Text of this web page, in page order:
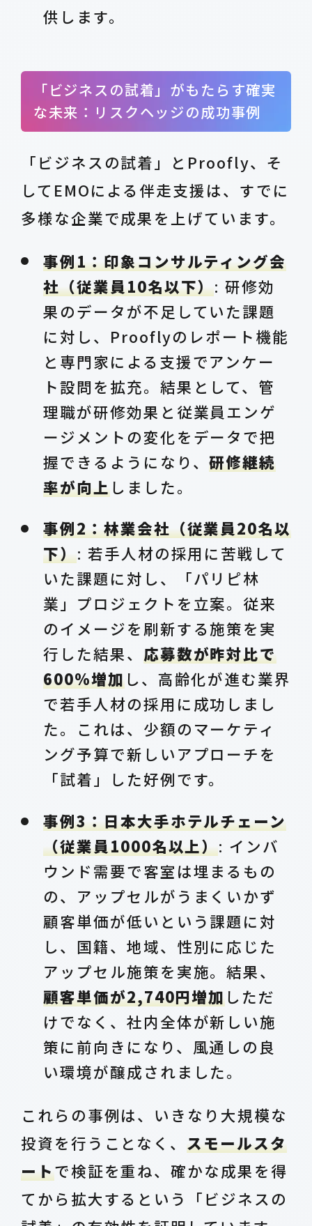
供します。
「ビジネスの試着」がもたらす確実
な未来：リスクヘッジの成功事例
「ビジネスの試着」とProofly、そ
してEMOによる伴走支援は、すでに
多様な企業で成果を上げています。
事例1：印象コンサルティング会
社（従業員10名以下）: 研修効
果のデータが不足していた課題
に対し、Prooflyのレポート機能
と専門家による支援でアンケー
ト設問を拡充。結果として、管
理職が研修効果と従業員エンゲ
ージメントの変化をデータで把
握できるようになり、研修継続
率が向上しました。
事例2：林業会社（従業員20名以
下）: 若手人材の採用に苦戦して
いた課題に対し、「パリピ林
業」プロジェクトを立案。従来
のイメージを刷新する施策を実
行した結果、 応募数が昨対比で
600%増加し、高齢化が進む業界
で若手人材の採用に成功しまし
た。これは、少額のマーケティ
ング予算で新しいアプローチを
「試着」した好例です。
事例3：日本大手ホテルチェーン
（従業員1000名以上）: インバ
ウンド需要で客室は埋まるもの
の、アップセルがうまくいかず
顧客単価が低いという課題に対
し、国籍、地域、性別に応じた
アップセル施策を実施。結果、
顧客単価が2,740円増加しただ
けでなく、社内全体が新しい施
策に前向きになり、風通しの良
い環境が醸成されました。
これらの事例は、いきなり大規模な
投資を行うことなく、スモールスタ
ートで検証を重ね、確かな成果を得
てから拡大するという「ビジネスの